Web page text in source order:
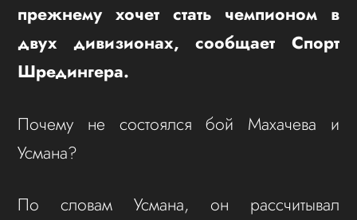
прежнему хочет стать чемпионом в
двух дивизионах, сообщает Спорт
Шредингера.
Почему не состоялся бой Махачева и
Усмана?
По словам Усмана, он рассчитывал